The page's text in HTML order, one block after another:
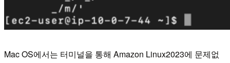
Mac OS에서는 터미널을 통해 Amazon Linux2023에 문제없